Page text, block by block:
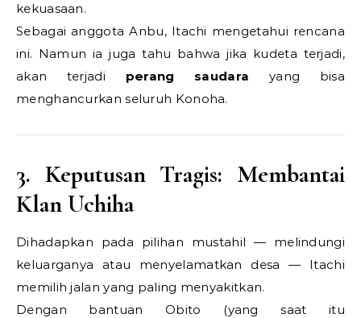
kekuasaan.
Sebagai anggota Anbu, Itachi mengetahui rencana
ini. Namun ia juga tahu bahwa jika kudeta terjadi,
akan terjadi perang saudara yang bisa
menghancurkan seluruh Konoha.
3. Keputusan Tragis: Membantai
Klan Uchiha
Dihadapkan pada pilihan mustahil — melindungi
keluarganya atau menyelamatkan desa — Itachi
memilih jalan yang paling menyakitkan.
Dengan bantuan Obito (yang saat itu